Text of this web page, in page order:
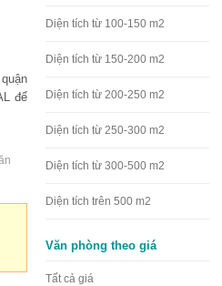
để
Diện tích từ 100-150 m2
Diện tích từ 150-200 m2
Diện tích từ 200-250 m2
Diện tích từ 250-300 m2
Diện tích từ 300-500 m2
Diện tích trên 500 m2
Văn phòng theo giá
Tất cả giá